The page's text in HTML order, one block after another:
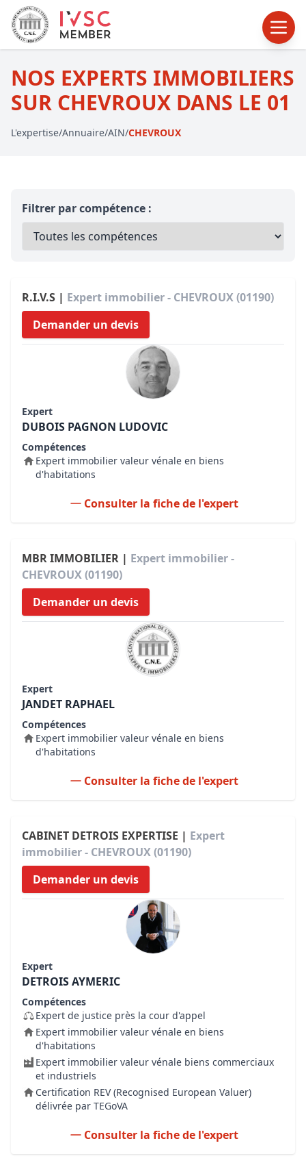
NOS EXPERTS IMMOBILIERS
SUR CHEVROUX DANS LE 01
L'expertise/Annuaire/AIN/CHEVROUX
Filtrer par compétence :
R.I.V.S | Expert immobilier - CHEVROUX (01190)
Demander un devis
Expert
DUBOIS PAGNON LUDOVIC
Compétences
Expert immobilier valeur vénale en biens
d'habitations
Consulter la fiche de l'expert
MBR IMMOBILIER | Expert immobilier -
CHEVROUX (01190)
Demander un devis
Expert
JANDET RAPHAEL
Compétences
Expert immobilier valeur vénale en biens
d'habitations
Consulter la fiche de l'expert
CABINET DETROIS EXPERTISE | Expert
immobilier - CHEVROUX (01190)
Demander un devis
Expert
DETROIS AYMERIC
Compétences
Expert de justice près la cour d'appel
Expert immobilier valeur vénale en biens
d'habitations
Expert immobilier valeur vénale biens commerciaux
et industriels
Certification REV (Recognised European Valuer)
délivrée par TEGoVA
Consulter la fiche de l'expert